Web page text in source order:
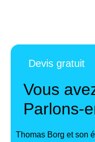
Devis gratuit
Vous
Parlons-
Thomas Borg et son